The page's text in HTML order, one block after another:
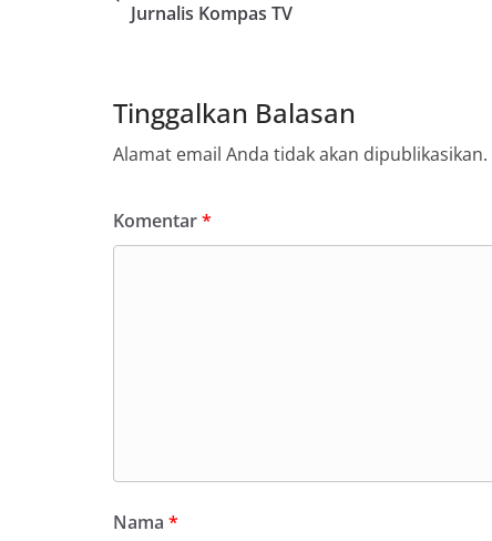
Jurnalis Kompas TV
Tinggalkan Balasan
Alamat email Anda tidak akan dipublikasikan.
Komentar*
Nama *